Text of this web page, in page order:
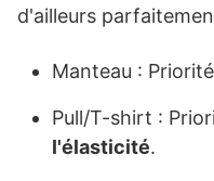
d'ailleurs
Manteau :
Pull/T-shirt :
l'élasticité.